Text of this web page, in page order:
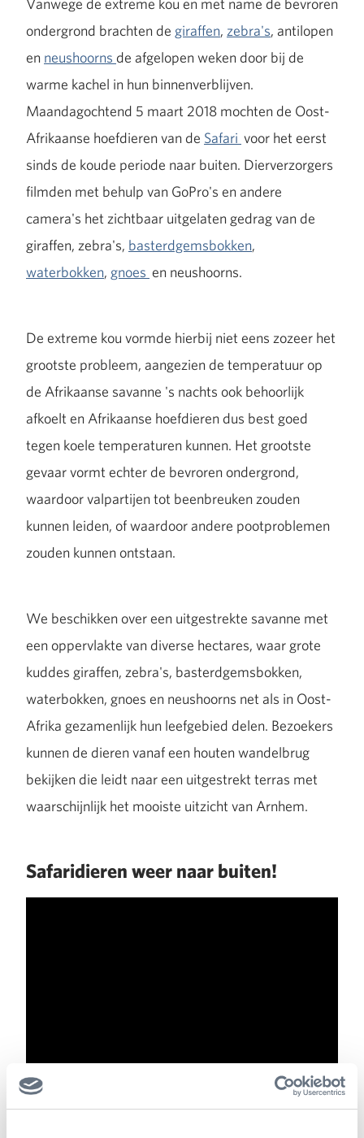
ondergrond brachten de giraffen, zebra's, antilopen
en neushoorns de afgelopen weken door bij de
warme kachel in hun binnenverblijven.
Maandagochtend 5 maart 2018 mochten de Oost-
Afrikaanse hoefdieren van de Safari voor het eerst
sinds de koude periode naar buiten. Dierverzorgers
filmden met behulp van GoPro's en andere
camera's het zichtbaar uitgelaten gedrag van de
giraffen, zebra's, basterdgemsbokken,
waterbokken, gnoes en neushoorns.
De extreme kou vormde hierbij niet eens zozeer het
grootste probleem, aangezien de temperatuur op
de Afrikaanse savanne 's nachts ook behoorlijk
afkoelt en Afrikaanse hoefdieren dus best goed
tegen koele temperaturen kunnen. Het grootste
gevaar vormt echter de bevroren ondergrond,
waardoor valpartijen tot beenbreuken zouden
kunnen leiden, of waardoor andere pootproblemen
zouden kunnen ontstaan.
We beschikken over een uitgestrekte savanne met
een oppervlakte van diverse hectares, waar grote
kuddes giraffen, zebra's, basterdgemsbokken,
waterbokken, gnoes en neushoorns net als in Oost-
Afrika gezamenlijk hun leefgebied delen. Bezoekers
kunnen de dieren vanaf een houten wandelbrug
bekijken die leidt naar een uitgestrekt terras met
waarschijnlijk het mooiste uitzicht van Arnhem.
Safaridieren weer naar buiten!